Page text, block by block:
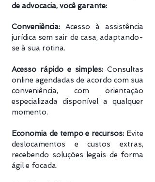
de advocacia, você garante:
Conveniência: Acesso à assistência
jurídica sem sair de casa, adaptando-
se à sua rotina.
Acesso rápido e simples: Consultas
online agendadas de acordo com sua
conveniência, com orientação
especializada disponível a qualquer
momento.
Economia de tempo e recursos: Evite
deslocamentos e custos extras,
recebendo soluções legais de forma
ágil e focada.